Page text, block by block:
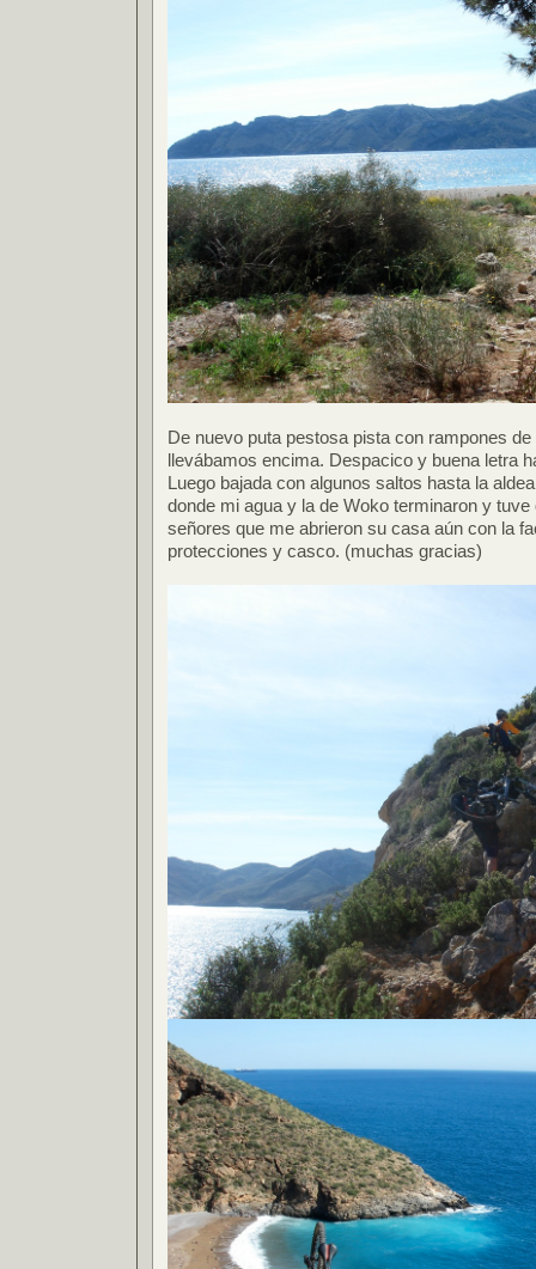
De nuevo puta pestosa pista con rampones
llevábamos encima. Despacico y buena letra
Luego bajada con algunos saltos hasta la
donde mi agua y la de Woko terminaron y
señores que me abrieron su casa aún con la
protecciones y casco. (muchas gracias)